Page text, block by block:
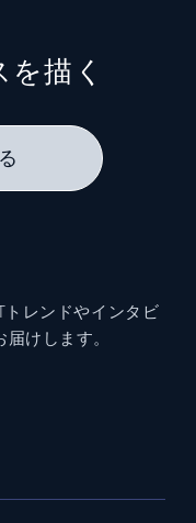
描く
レンドやインタビ
けします。